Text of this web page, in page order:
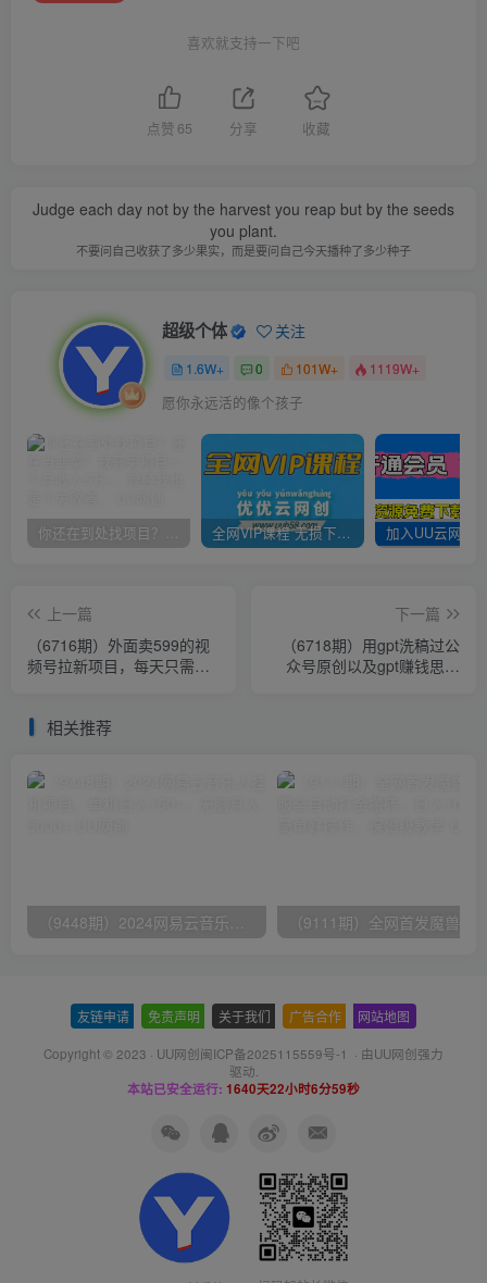
喜欢就支持一下吧
点赞 65 分享 收藏
Judge each day not by the harvest you reap but by the seeds
you plant.
不要问自己收获了多少果实，而是要问自己今天播种了多少种子
超级个体 关注
1.6W+ 0 101W+ 1119W+
愿你永远活的像个孩子
你还在到处找项目？还在当韭菜？我靠卖项目一个月收入5万+，曾经我也是个失败者。 全网VIP课程 无损下载~
上一篇
（6716期）外面卖599的视
频号拉新项目，每天只需要
下一篇
（6718期）用gpt洗稿过公
众号原创以及gpt赚钱思路
相关推荐
友链申请 免责声明 关于我们 广告合作 网站地图
Copyright © 2023 · UU网创闽ICP备2025115559号-1 · 由UU网创强力
驱动.
本站已安全运行:1640天22小时7分0秒